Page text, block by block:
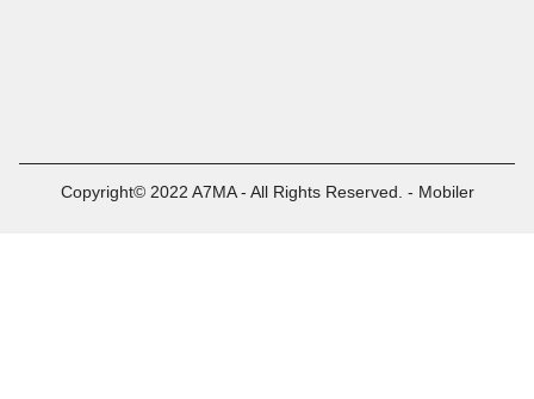
Copyright© 2022 A7MA - All Rights Reserved. - Mobiler